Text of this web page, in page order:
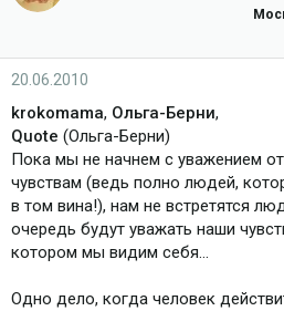
20.06.2010
krokomama, Ольга-Берни,
Quote (Ольга-Берни)
Пока мы не начнем с уважением
чувствам (ведь полно людей,
в том вина!), нам не встретятся
очередь будут уважать наши
котором мы видим себя...
Одно дело, когда человек